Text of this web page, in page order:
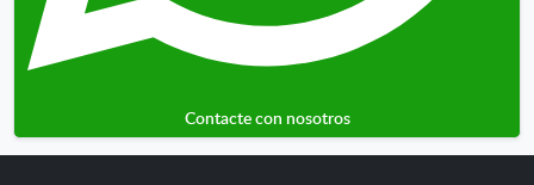
Contacte con nosotros